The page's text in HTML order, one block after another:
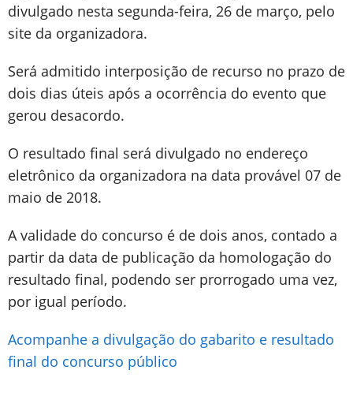
divulgado nesta segunda-feira, 26 de março, pelo
site da organizadora.
Será admitido interposição de recurso no prazo de
dois dias úteis após a ocorrência do evento que
gerou desacordo.
O resultado final será divulgado no endereço
eletrônico da organizadora na data provável 07 de
maio de 2018.
A validade do concurso é de dois anos, contado a
partir da data de publicação da homologação do
resultado final, podendo ser prorrogado uma vez,
por igual período.
Acompanhe a divulgação do gabarito e resultado
final do concurso público